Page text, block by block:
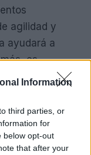
Information
third parties, or
for
below opt-out
that after your
agilidad y
ayudará a
es
cómodo para
ser una